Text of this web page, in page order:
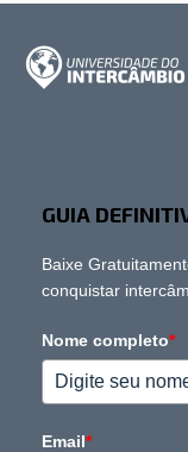
GUIA
Baixe
conquistar
Nome completo*
Email*